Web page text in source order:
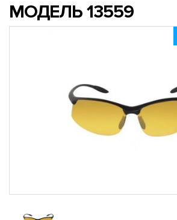
МОДЕЛЬ 13559